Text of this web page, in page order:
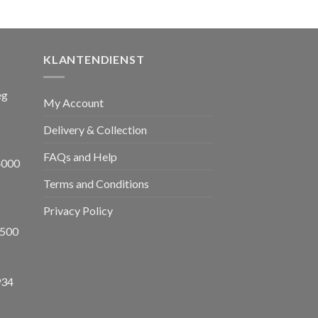
€ 1.650,00.
KLANTENDIENST
My Account
Delivery & Collection
FAQs and Help
Terms and Conditions
Privacy Policy